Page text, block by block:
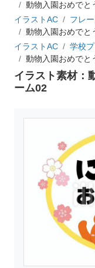
動物入園おめでと
イラストAC
フレ
動物入園おめでと
イラストAC
学校
動物入園おめでと
イラスト素材：
ーム02